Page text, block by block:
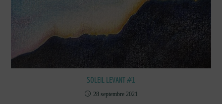
SOLEIL LEVANT #1
28 septembre 2021